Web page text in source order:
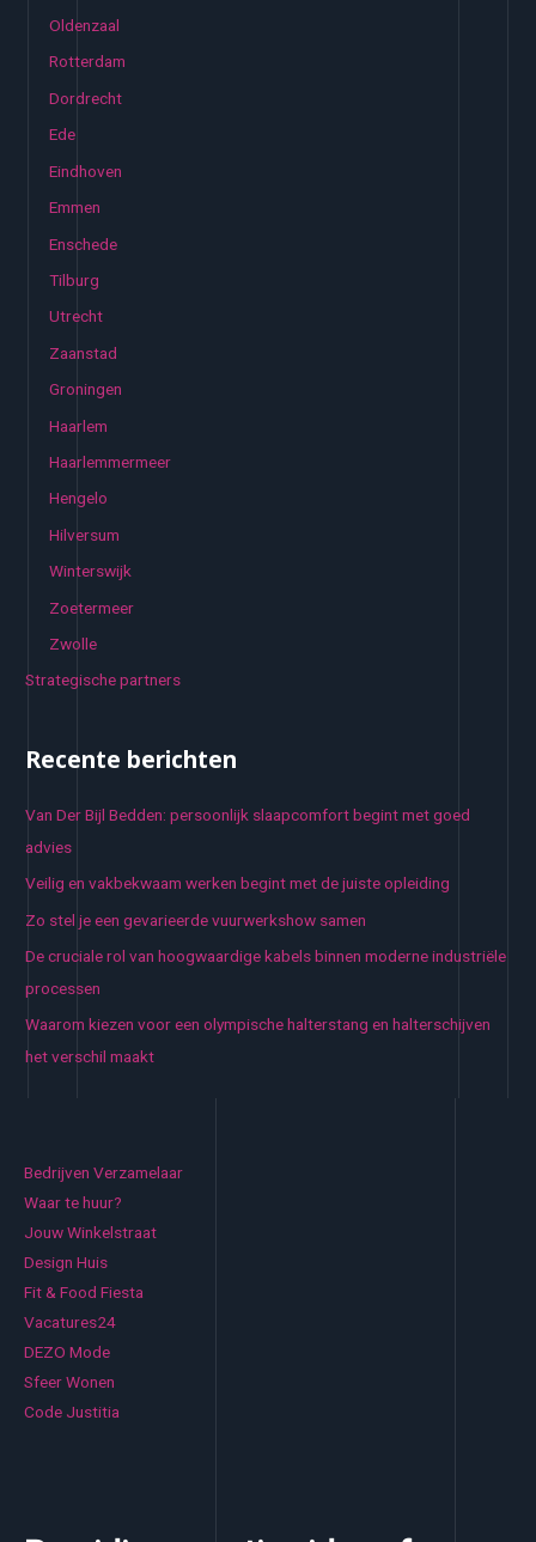
Oldenzaal
Rotterdam
Dordrecht
Ede
Eindhoven
Emmen
Enschede
Tilburg
Utrecht
Zaanstad
Groningen
Haarlem
Haarlemmermeer
Hengelo
Hilversum
Winterswijk
Zoetermeer
Zwolle
Strategische partners
Recente berichten
Van Der Bijl Bedden: persoonlijk slaapcomfort begint met goed
advies
Veilig en vakbekwaam werken begint met de juiste opleiding
Zo stel je een gevarieerde vuurwerkshow samen
De cruciale rol van hoogwaardige kabels binnen moderne industriële
processen
Waarom kiezen voor een olympische halterstang en halterschijven
het verschil maakt
Bedrijven Verzamelaar
Waar te huur?
Jouw Winkelstraat
Design Huis
Fit & Food Fiesta
Vacatures24
DEZO Mode
Sfeer Wonen
Code Justitia